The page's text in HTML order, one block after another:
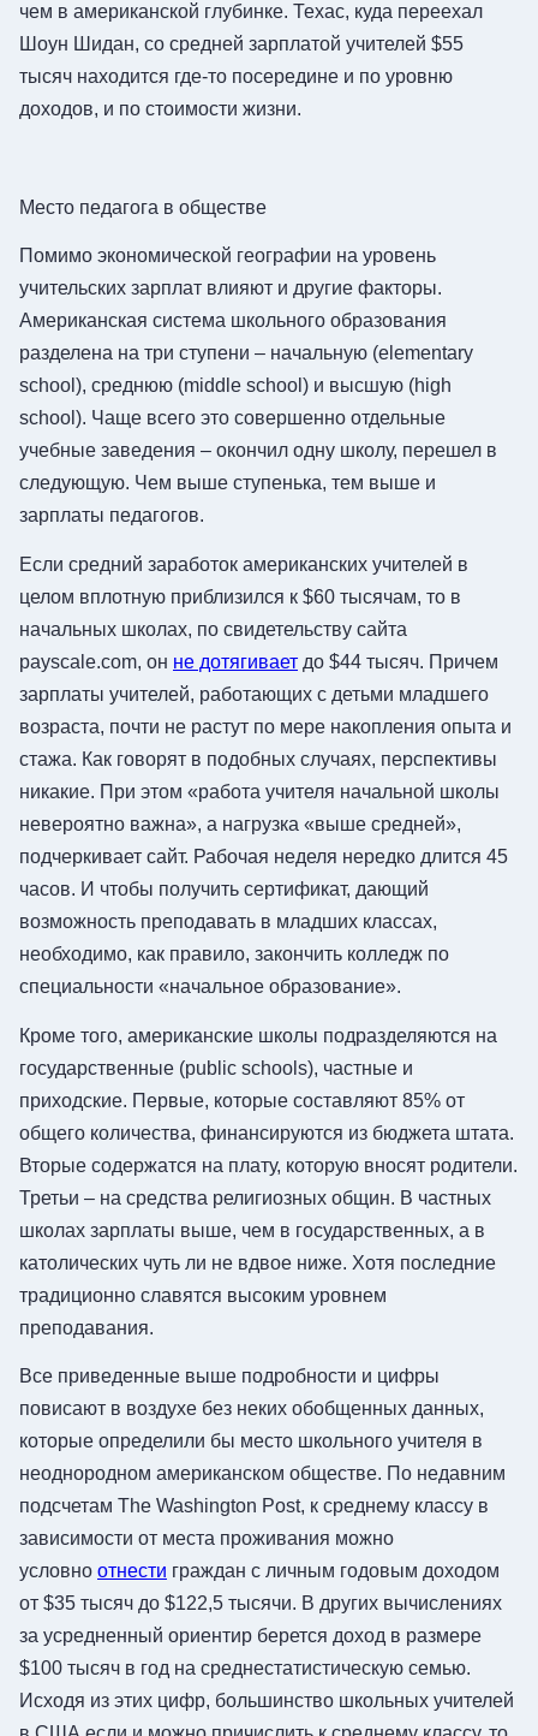
чем в американской глубинке. Техас, куда переехал
Шоун Шидан, со средней зарплатой учителей $55
тысяч находится где-то посередине и по уровню
доходов, и по стоимости жизни.
Место педагога в обществе
Помимо экономической географии на уровень
учительских зарплат влияют и другие факторы.
Американская система школьного образования
разделена на три ступени – начальную (elementary
school), среднюю (middle school) и высшую (high
school). Чаще всего это совершенно отдельные
учебные заведения – окончил одну школу, перешел в
следующую. Чем выше ступенька, тем выше и
зарплаты педагогов.
Если средний заработок американских учителей в
целом вплотную приблизился к $60 тысячам, то в
начальных школах, по свидетельству сайта
payscale.com, он не дотягивает до $44 тысяч. Причем
зарплаты учителей, работающих с детьми младшего
возраста, почти не растут по мере накопления опыта и
стажа. Как говорят в подобных случаях, перспективы
никакие. При этом «работа учителя начальной школы
невероятно важна», а нагрузка «выше средней»,
подчеркивает сайт. Рабочая неделя нередко длится 45
часов. И чтобы получить сертификат, дающий
возможность преподавать в младших классах,
необходимо, как правило, закончить колледж по
специальности «начальное образование».
Кроме того, американские школы подразделяются на
государственные (public schools), частные и
приходские. Первые, которые составляют 85% от
общего количества, финансируются из бюджета штата.
Вторые содержатся на плату, которую вносят родители.
Третьи – на средства религиозных общин. В частных
школах зарплаты выше, чем в государственных, а в
католических чуть ли не вдвое ниже. Хотя последние
традиционно славятся высоким уровнем
преподавания.
Все приведенные выше подробности и цифры
повисают в воздухе без неких обобщенных данных,
которые определили бы место школьного учителя в
неоднородном американском обществе. По недавним
подсчетам The Washington Post, к среднему классу в
зависимости от места проживания можно
условно отнести граждан с личным годовым доходом
от $35 тысяч до $122,5 тысячи. В других вычислениях
за усредненный ориентир берется доход в размере
$100 тысяч в год на среднестатистическую семью.
Исходя из этих цифр, большинство школьных учителей